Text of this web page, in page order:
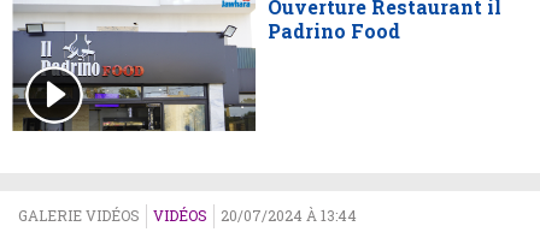
Ouverture Restaurant il
Padrino Food
GALERIE VIDÉOS VIDÉOS 20/07/2024 À 13:44